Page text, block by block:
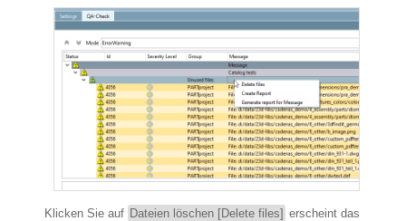
Klicken Sie auf Dateien löschen [Delete files] erscheint das